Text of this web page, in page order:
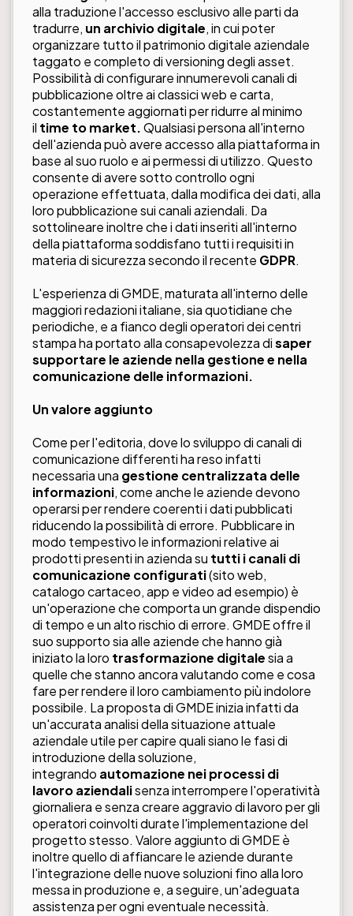
alla traduzione l'accesso esclusivo alle parti da
tradurre, un archivio digitale, in cui poter
organizzare tutto il patrimonio digitale aziendale
taggato e completo di versioning degli asset.
Possibilità di configurare innumerevoli canali di
pubblicazione oltre ai classici web e carta,
costantemente aggiornati per ridurre al minimo
il time to market.Qualsiasi persona all'interno
dell'azienda può avere accesso alla piattaforma in
base al suo ruolo e ai permessi di utilizzo. Questo
consente di avere sotto controllo ogni
operazione effettuata, dalla modifica dei dati, alla
loro pubblicazione sui canali aziendali. Da
sottolineare inoltre che i dati inseriti all'interno
della piattaforma soddisfano tutti i requisiti in
materia di sicurezza secondo il recente GDPR.
L'esperienza di GMDE, maturata all'interno delle
maggiori redazioni italiane, sia quotidiane che
periodiche, e a fianco degli operatori dei centri
stampa ha portato alla consapevolezza disaper
supportare le aziende nella gestione e nella
comunicazione delle informazioni.
Un valore aggiunto
Come per l'editoria, dove lo sviluppo di canali di
comunicazione differenti ha reso infatti
necessaria una gestione centralizzata delle
informazioni, come anche le aziende devono
operarsi per rendere coerenti i dati pubblicati
riducendo la possibilità di errore. Pubblicare in
modo tempestivo le informazioni relative ai
prodotti presenti in azienda su tutti i canali di
comunicazione configurati(sito web,
catalogo cartaceo, app e video ad esempio) è
un'operazione che comporta un grande dispendio
di tempo e un alto rischio di errore. GMDEoffre il
suo supporto sia alle aziende che hanno già
iniziato la loro trasformazione digitalesia a
quelle che stanno ancora valutando come e cosa
fare per rendere il loro cambiamento più indolore
possibile. La proposta di GMDE inizia infatti da
un'accurata analisi della situazione attuale
aziendale utile per capire quali siano le fasi di
introduzione della soluzione,
integrando automazione nei processi di
lavoro aziendalisenza interrompere l'operatività
giornaliera e senza creare aggravio di lavoro per gli
operatori coinvolti durate l'implementazione del
progetto stesso. Valore aggiunto di GMDE è
inoltre quello di affiancare le aziende durante
l'integrazione delle nuove soluzioni fino alla loro
messa in produzione e, a seguire, un'adeguata
assistenza per ogni eventuale necessità.